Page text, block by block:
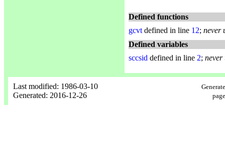
Defined functions
gcvt defined in line 12; never
Defined variables
sccsid defined in line 2; never
Last modified: 1986-03-10
Generated: 2016-12-26